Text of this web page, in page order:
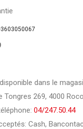
dans le
Tongres 269, 4000
04/247.50.44
Cash,